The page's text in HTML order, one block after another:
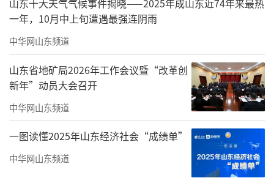
在互动环节，大家踊跃参与、积极交流，
结合自身育儿困惑提问探讨。参会家长纷纷对
照示范内容反思自身教育方式，学习实用的相
处技巧。
此次活动精准对接家庭教育实际需求，帮
助家长走出沟通误区，掌握科学育儿方法，有
效缓解了家庭育儿矛盾。下一步，青岛莱西日
庄镇将持续依托家长学校、新时代文明实践站
一年，10月中上旬遭遇最强连阴雨
中华网山东频道
山东省地矿局2026年工作会议暨“改革创
新年”动员大会召开
中华网山东频道
一图读懂2025年山东经济社会“成绩单”
中华网山东频道